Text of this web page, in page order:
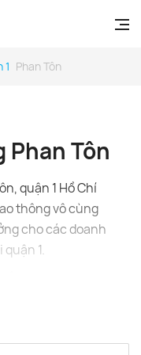
1 Phan Tôn
Phan Tôn
quận 1 Hồ Chí
thông vô cùng
cho các doanh
1.
này kết nối linh